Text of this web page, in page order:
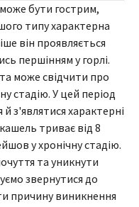
бути гострим,
типу характерна
він проявляється
першінням у горлі.
може свідчити про
стадію. У цей період
з'являтися характерні
триває від 8
у хронічну стадію.
та уникнути
звернутися до
причину виникнення